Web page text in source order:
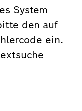
System
den auf
ein.